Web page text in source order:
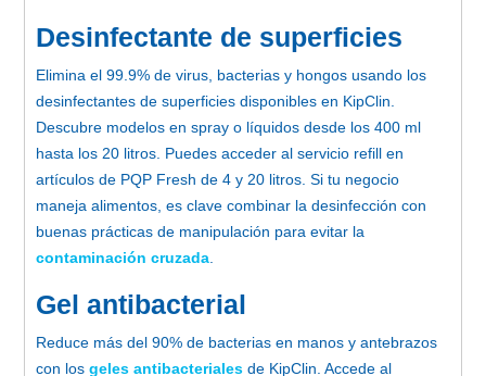
Desinfectante de superficies
Elimina el 99.9% de virus, bacterias y hongos usando los
desinfectantes de superficies disponibles en KipClin.
Descubre modelos en spray o líquidos desde los 400 ml
hasta los 20 litros. Puedes acceder al servicio refill en
artículos de PQP Fresh de 4 y 20 litros. Si tu negocio
maneja alimentos, es clave combinar la desinfección con
buenas prácticas de manipulación para evitar la
contaminación cruzada
Gel antibacterial
Reduce más del 90% de bacterias en manos y antebrazos
con los geles antibacteriales de KipClin. Accede al